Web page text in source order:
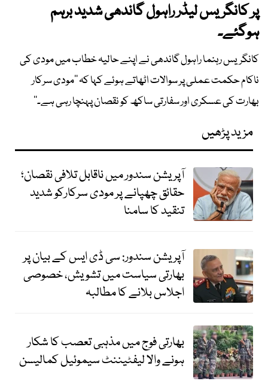
پر کانگریس لیڈر راہول گاندھی شدید برہم
ہوگئے۔
کانگریس رہنما راہول گاندھی نے اپنے حالیہ خطاب میں مودی کی
ناکام حکمت عملی پر سوالات اٹھاتے ہوئے کہا کہ ’’مودی سرکار
بھارت کی عسکری اور سفارتی ساکھ کو نقصان پہنچا رہی ہے۔‘‘
مزید پڑھیں
آپریشن سندور میں ناقابل تلافی نقصان؛
حقائق چھپانے پر مودی سرکارکو شدید
تنقید کا سامنا
آپریشن سندور: سی ڈی ایس کے بیان پر
بھارتی سیاست میں تشویش، خصوصی
اجلاس بلانے کا مطالبہ
بھارتی فوج میں مذہبی تعصب کا شکار
ہونے والا لیفٹیننٹ سیموئیل کمالیسن